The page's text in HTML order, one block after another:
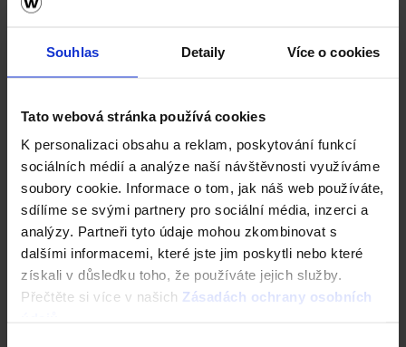
Souhlas Detaily Více o cookies
Tato webová stránka používá cookies
K personalizaci obsahu a reklam, poskytování funkcí
sociálních médií a analýze naší návštěvnosti využíváme
soubory cookie. Informace o tom, jak náš web používáte,
sdílíme se svými partnery pro sociální média, inzerci a
analýzy. Partneři tyto údaje mohou zkombinovat s
dalšími informacemi, které jste jim poskytli nebo které
získali v důsledku toho, že používáte jejich služby.
Přečtěte si více v našich Zásadách ochrany osobních
Cihla Porotherm 20 T Profi Dryfix -
Tepelněizolační broušená